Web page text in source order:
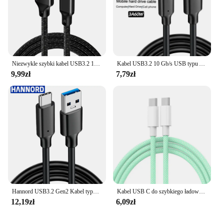
9,99zł 7,79zł
12,19zł
Kabel USB C do szybkiego ładowania typu C PD 60W do telefonu komórkowego z datą do Iphone15 Android Samsung Huawei typu C Pleciony kabel do ładowarki
6,09zł